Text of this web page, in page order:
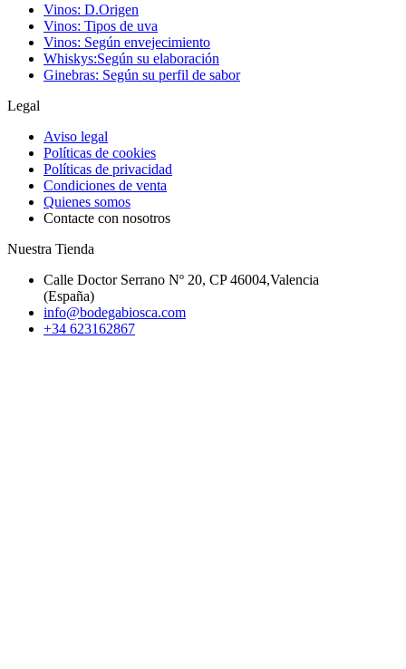
Vinos: D.Origen
Vinos: Tipos de uva
Vinos: Según envejecimiento
Whiskys:Según su elaboración
Ginebras: Según su perfil de sabor
Legal
Aviso legal
Políticas de cookies
Políticas de privacidad
Condiciones de venta
Quienes somos
Contacte con nosotros
Nuestra Tienda
Calle Doctor Serrano Nº 20, CP 46004,Valencia
(España)
info@bodegabiosca.com
+34 623162867